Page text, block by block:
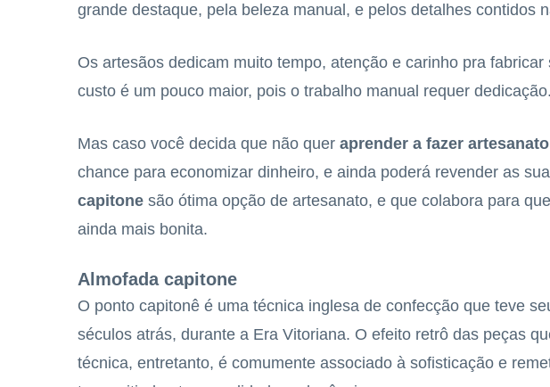
grande destaque, pela beleza manual, e pelos detalhes contidos
Os artesãos dedicam muito tempo, atenção e carinho pra
custo é um pouco maior, pois o trabalho manual requer dedicação.
Mas caso você decida que não quer aprender a fazer artesanato
chance para economizar dinheiro, e ainda poderá revender as
capitone são ótima opção de artesanato, e que colabora para
ainda mais bonita.
Almofada capitone
O ponto capitonê é uma técnica inglesa de confecção que teve
séculos atrás, durante a Era Vitoriana. O efeito retrô das peças
técnica, entretanto, é comumente associado à sofisticação e